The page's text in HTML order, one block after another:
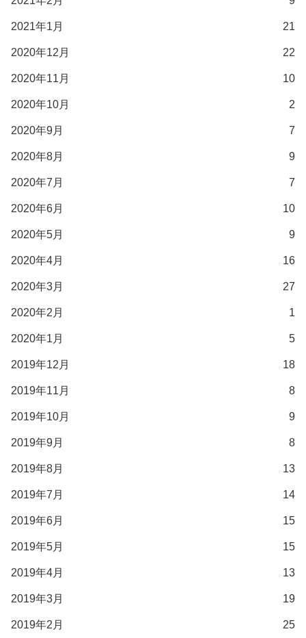
2021年1月 21
2020年12月 22
2020年11月 10
2020年10月 2
2020年9月 7
2020年8月 9
2020年7月 7
2020年6月 10
2020年5月 9
2020年4月 16
2020年3月 27
2020年2月 1
2020年1月 5
2019年12月 18
2019年11月 8
2019年10月 9
2019年9月 8
2019年8月 13
2019年7月 14
2019年6月 15
2019年5月 15
2019年4月 13
2019年3月 19
2019年2月 25